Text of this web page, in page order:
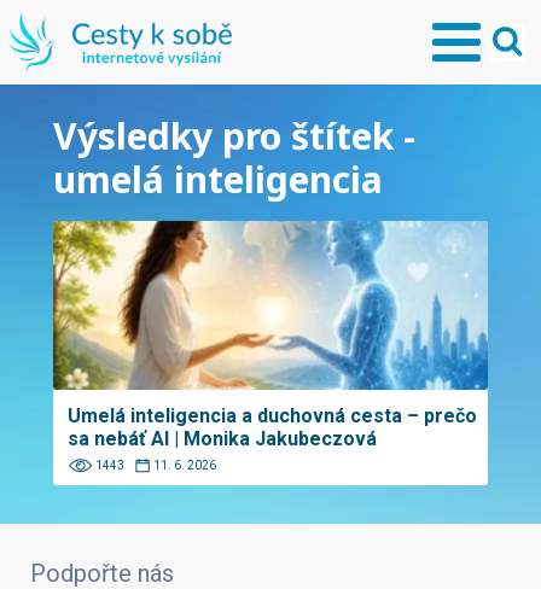
Výsledky pro štítek -
umelá inteligencia
Umelá inteligencia a duchovná cesta – prečo
sa nebáť AI | Monika Jakubeczová
1443 11. 6. 2026
Podpořte nás